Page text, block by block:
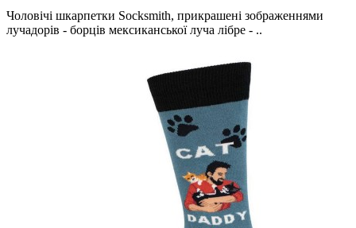
Чоловічі шкарпетки Socksmith, прикрашені зображеннями
лучадорів - борців мексиканської луча лібре - ..